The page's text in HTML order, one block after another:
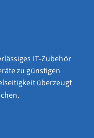
IT-Zubehör
zu günstigen
überzeugt